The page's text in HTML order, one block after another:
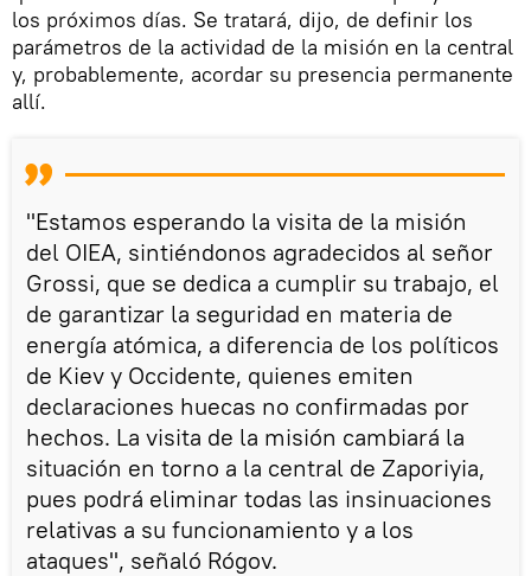
los próximos días. Se tratará, dijo, de definir los
parámetros de la actividad de la misión en la central
y, probablemente, acordar su presencia permanente
allí.
"Estamos esperando la visita de la misión
del OIEA, sintiéndonos agradecidos al señor
Grossi, que se dedica a cumplir su trabajo, el
de garantizar la seguridad en materia de
energía atómica, a diferencia de los políticos
de Kiev y Occidente, quienes emiten
declaraciones huecas no confirmadas por
hechos. La visita de la misión cambiará la
situación en torno a la central de Zaporiyia,
pues podrá eliminar todas las insinuaciones
relativas a su funcionamiento y a los
ataques", señaló Rógov.